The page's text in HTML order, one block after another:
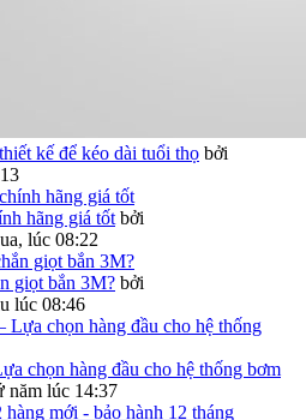
kế để kéo dài tuổi thọ bởi
hãng giá tốt bởi
lúc 08:22
giọt bắn 3M? bởi
lúc 08:46
chọn hàng đầu cho hệ thống bơm
năm lúc 14:37